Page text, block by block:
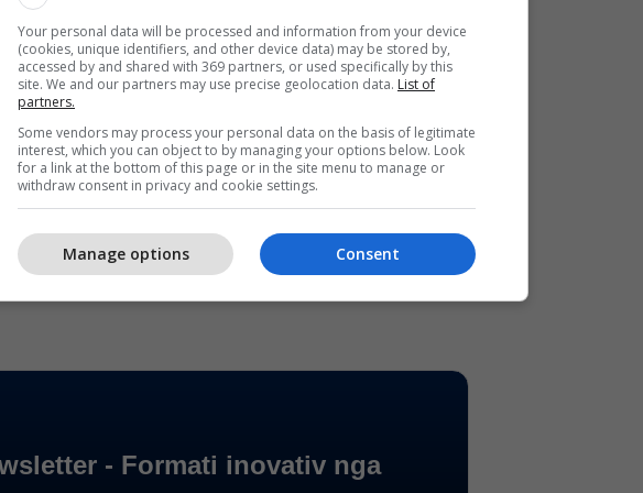
shton presionin mbi Donald Trump, i cili mori
për të ulur kostot.
atë për një përballje me Kevin Warsh,
Federale, i cili është i mandatuar për të ulur
emëruarin e tij të mëparshëm, Jay Powell, për
të interesit të larta. /Telegrafi/
Your personal data will be processed and information from your device
(cookies, unique identifiers, and other device data) may be stored by,
accessed by and shared with 369 partners, or used specifically by this
site. We and our partners may use precise geolocation data. List of
partners.
Some vendors may process your personal data on the basis of legitimate
interest, which you can object to by managing your options below. Look
for a link at the bottom of this page or in the site menu to manage or
withdraw consent in privacy and cookie settings.
Consent
Manage options